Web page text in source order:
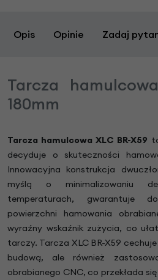
Opis Opinie Zadaj
Tarcza
180mm
Tarcza hamulcowa XLC BR-X59
decyduje o skuteczności
Innowacyjna konstrukcja
myślą o minimalizowaniu
temperaturach, gwarantuje
powierzchni hamowania
wyraźny wskaźnik zużycia, co
tarczy. Tarcza XLC BR-X59
budową, ale również
obrabianego CNC, co przekłada